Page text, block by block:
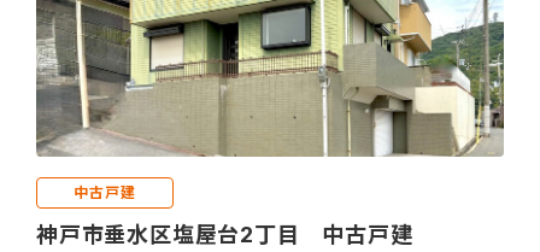
中古戸建
神戸市垂水区塩屋台2丁目 中古戸建